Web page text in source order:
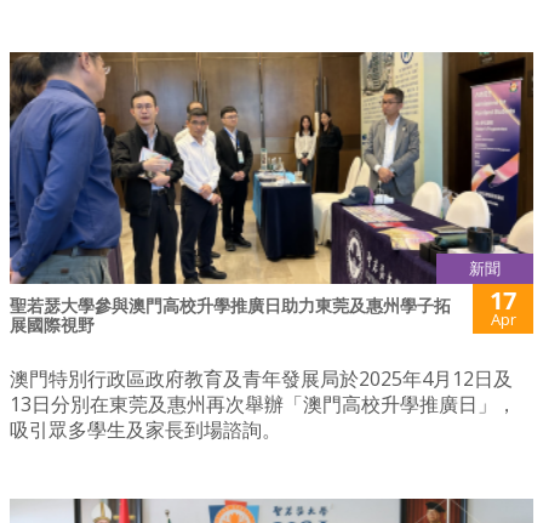
新聞
聖若瑟大學參與澳門高校升學推廣日助力東莞及惠州學子拓
展國際視野
17
Apr
澳門特別行政區政府教育及青年發展局於2025年4月12日及
13日分別在東莞及惠州再次舉辦「澳門高校升學推廣日」，
吸引眾多學生及家長到場諮詢。